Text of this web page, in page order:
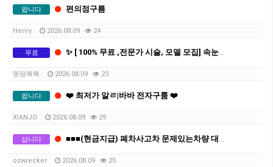
팝니다 편의점구름
Henry 2026.08.09 24
무료 ✨ [ 100% 무료 ,전문가 시술, 모델 모집] 속눈썹 연장 / 속눈썹 파마 / 펌 포인트 모델 구합니다 ✨
뚱땅웩웩 2026.08.09 23
팝니다 ❤️ 최저가 알ㄹ|바바 전자구룸 ❤️
XIANJO 2026.08.09 29
삽니다 ■■■(현금지급) 폐차사고차 문제있는차량 대량매입합니다 ■■■
ozwrecker 2026.08.09 25